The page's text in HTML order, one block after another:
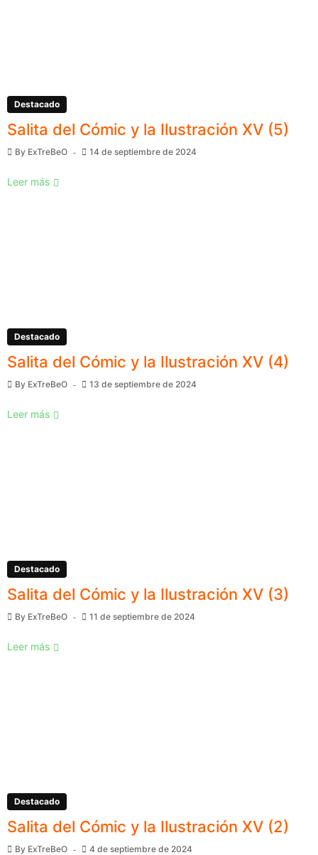
Destacado
Salita del Cómic y la Ilustración XV (5)
By ExTreBeO 14 de septiembre de 2024
Leer más
Destacado
Salita del Cómic y la Ilustración XV (4)
By ExTreBeO 13 de septiembre de 2024
Leer más
Destacado
Salita del Cómic y la Ilustración XV (3)
By ExTreBeO 11 de septiembre de 2024
Leer más
Destacado
Salita del Cómic y la Ilustración XV (2)
By ExTreBeO 4 de septiembre de 2024